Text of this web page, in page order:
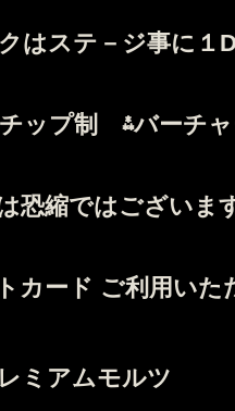
はステ－ジ事に１
ップ制 ⁂バーチ
恐縮ではございま
カード ご利用いた
ミアムモルツ